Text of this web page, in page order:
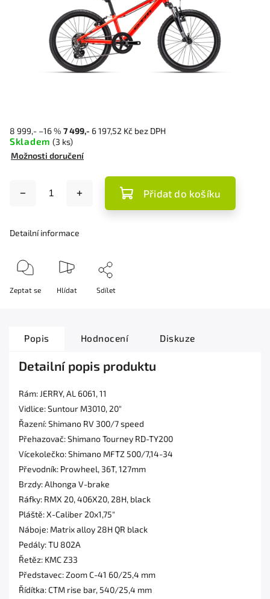
8 999,- –16 % 7 499,- 6 197,52 Kč bez DPH
Skladem (3 ks)
Možnosti doručení
Přidat do košíku
Detailní informace
Zeptat se Hlídat Sdílet
Popis Hodnocení Diskuze
Detailní popis produktu
Rám: JERRY, AL 6061, 11
Vidlice: Suntour M3010, 20"
Řazení: Shimano RV 300/7 speed
Přehazovač: Shimano Tourney RD-TY200
Vícekolečko: Shimano MFTZ 500/7,14-34
Převodník: Prowheel, 36T, 127mm
Brzdy: Alhonga V-brake
Ráfky: RMX 20, 406X20, 28H, black
Pláště: X-Caliber 20x1,75"
Náboje: Matrix alloy 28H QR black
Pedály: TU 802A
Řetěz: KMC Z33
Představec: Zoom C-41 60/25,4 mm
Řídítka: CTM rise bar, 540/25,4 mm